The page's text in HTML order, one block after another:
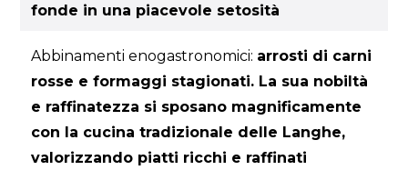
fonde in una piacevole setosità
Abbinamenti enogastronomici: arrosti di carni
rosse e formaggi stagionati. La sua nobiltà
e raffinatezza si sposano magnificamente
con la cucina tradizionale delle Langhe,
valorizzando piatti ricchi e raffinati